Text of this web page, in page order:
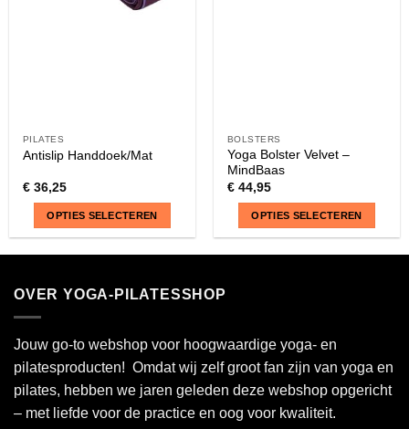
PILATES
Antislip Handdoek/Mat
€36,25
OPTIES SELECTEREN
meerdere
variaties.
Deze
optie
gekozen
worden
BOLSTERS
Yoga Bolster Velvet –
MindBaas
€44,95
OPTIES SELECTEREN
Deze
gekozen
worden
OVER YOGA-PILATESSHOP
Jouw go-to webshop voor hoogwaardige yoga- en
pilatesproducten! Omdat wij zelf groot fan zijn van yoga en
pilates, hebben we jaren geleden deze webshop opgericht
– met liefde voor de practice en oog voor kwaliteit.